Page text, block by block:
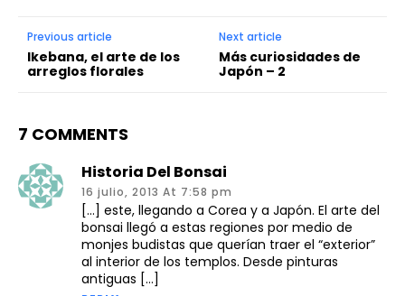
Previous article
Ikebana, el arte de los
arreglos florales
Next article
Más curiosidades de
Japón – 2
7 COMMENTS
Historia Del Bonsai
16 julio, 2013 At 7:58 pm
[…] este, llegando a Corea y a Japón. El arte del
bonsai llegó a estas regiones por medio de
monjes budistas que querían traer el “exterior”
al interior de los templos. Desde pinturas
antiguas […]